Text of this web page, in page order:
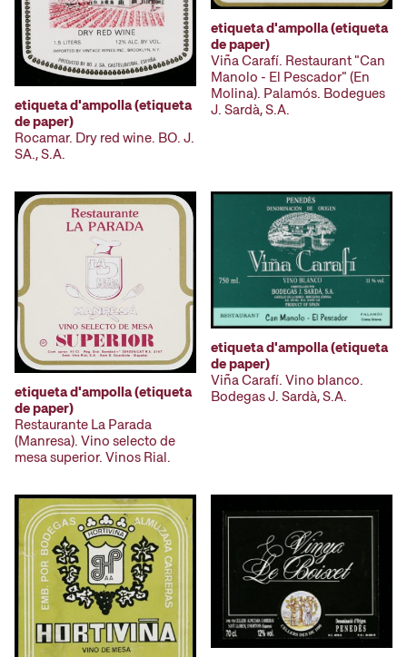
etiqueta d'ampolla (etiqueta
de paper)
Rocamar. Dry red wine. BO. J.
SA., S.A.
etiqueta d'ampolla (etiqueta
de paper)
Viña Carafí. Restaurant "Can
Manolo - El Pescador" (En
Molina). Palamós. Bodegues
J. Sardà, S.A.
etiqueta d'ampolla (etiqueta
de paper)
Restaurante La Parada
(Manresa). Vino selecto de
mesa superior. Vinos Rial.
etiqueta d'ampolla (etiqueta
de paper)
Viña Carafí. Vino blanco.
Bodegas J. Sardà, S.A.